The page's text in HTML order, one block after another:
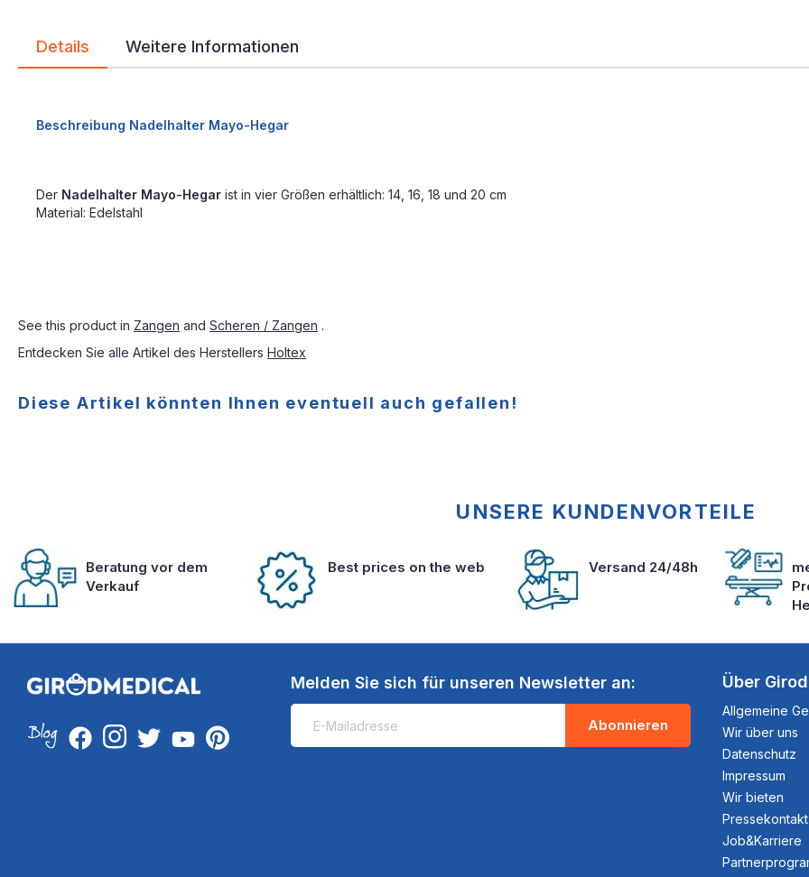
Details
Beschreibung Nadelhalter Mayo-Hegar
Der Nadelhalter Mayo-Hegar ist in vier Größen erhältlich: 14, 16, 18 und 20 cm
Material: Edelstahl
Weitere Informationen
See this product in Zangen and Scheren / Zangen .
Entdecken Sie alle Artikel des Herstellers Holtex
Diese Artikel könnten Ihnen eventuell auch gefallen!
UNSERE KUNDENVORTEILE
Beratung vor dem
Verkauf
Best prices on the web Versand 24/48h
Melden Sie sich für unseren Newsletter an:
Abonnieren
Über
Allgemeine
Wir über uns
Datenschutz
Impressum
Wir bieten
Pressekontakt
Job&Karriere